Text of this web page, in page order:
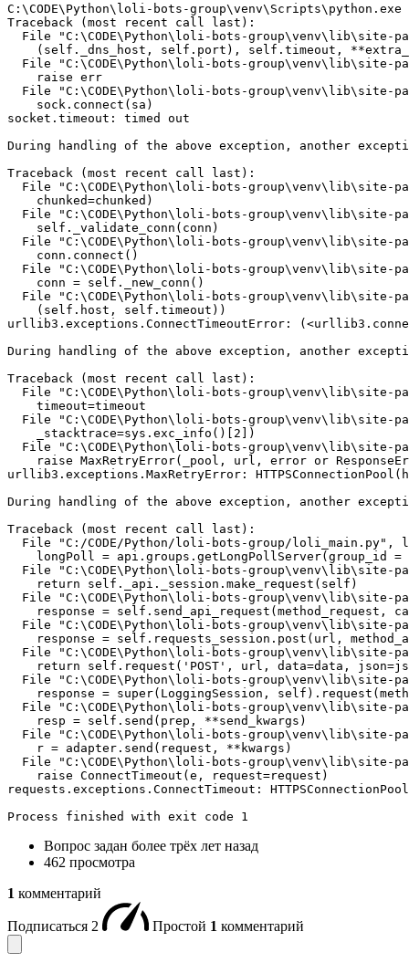
C:\CODE\Python\loli-bots-
Traceback (most recent call last):
File "C:\CODE\Python\loli-bots-group\venv\lib\site-
(self._dns_host, self.port), self.timeout,
File "C:\CODE\Python\loli-bots-group\venv\lib\site-
    raise err
File "C:\CODE\Python\loli-bots-group\venv\lib\site-
    sock.connect(sa)
socket.timeout: timed out
During handling of the above exception, another
Traceback (most recent call last):
File "C:\CODE\Python\loli-bots-group\venv\lib\site-
    chunked=chunked)
File "C:\CODE\Python\loli-bots-group\venv\lib\site-
    self._validate_conn(conn)
File "C:\CODE\Python\loli-bots-group\venv\lib\site-
    conn.connect()
File "C:\CODE\Python\loli-bots-group\venv\lib\site-
    conn = self._new_conn()
File "C:\CODE\Python\loli-bots-group\venv\lib\site-
    (self.host, self.timeout))
urllib3.exceptions.ConnectTimeoutError:
During handling of the above exception, another
Traceback (most recent call last):
File "C:\CODE\Python\loli-bots-group\venv\lib\site-
    timeout=timeout
File "C:\CODE\Python\loli-bots-group\venv\lib\site-
    _stacktrace=sys.exc_info()[2])
File "C:\CODE\Python\loli-bots-group\venv\lib\site-
raise MaxRetryError(_pool, url, error or
urllib3.exceptions.MaxRetryError:
During handling of the above exception, another
Traceback (most recent call last):
File "C:/CODE/Python/loli-bots-group/loli_main.py",
longPoll = api.groups.getLongPollServer(group_id =
File "C:\CODE\Python\loli-bots-group\venv\lib\site-
    return self._api._session.make_request(self)
File "C:\CODE\Python\loli-bots-group\venv\lib\site-
response = self.send_api_request(method_request,
File "C:\CODE\Python\loli-bots-group\venv\lib\site-
response = self.requests_session.post(url,
File "C:\CODE\Python\loli-bots-group\venv\lib\site-
return self.request('POST', url, data=data,
File "C:\CODE\Python\loli-bots-group\venv\lib\site-
response = super(LoggingSession,
File "C:\CODE\Python\loli-bots-group\venv\lib\site-
    resp = self.send(prep, **send_kwargs)
File "C:\CODE\Python\loli-bots-group\venv\lib\site-
    r = adapter.send(request, **kwargs)
File "C:\CODE\Python\loli-bots-group\venv\lib\site-
    raise ConnectTimeout(e, request=request)
requests.exceptions.ConnectTimeout:
Process finished with exit code 1
Вопрос задан более трёх лет назад
462 просмотра
1 комментарий
Подписаться 2 Простой 1 комментарий